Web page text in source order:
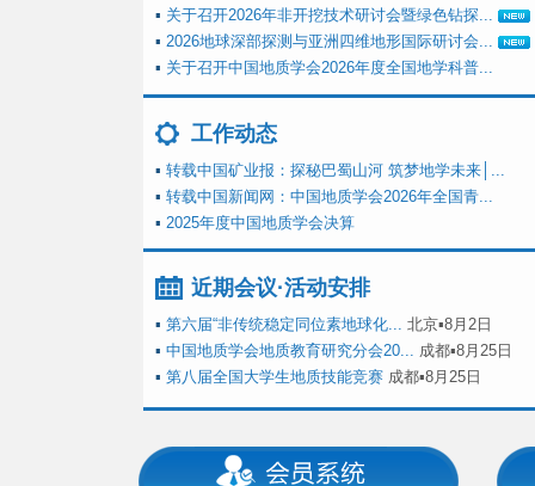
▪ 关于召开2026年非开挖技术研讨会暨绿色钻探...
▪ 2026地球深部探测与亚洲四维地形国际研讨会...
▪ 关于召开中国地质学会2026年度全国地学科普...
工作动态
▪ 转载中国矿业报：探秘巴蜀山河 筑梦地学未来│...
▪ 转载中国新闻网：中国地质学会2026年全国青...
▪ 2025年度中国地质学会决算
近期会议·活动安排
▪ 第六届“非传统稳定同位素地球化... 北京▪8月2日
▪ 中国地质学会地质教育研究分会20... 成都▪8月25日
▪ 第八届全国大学生地质技能竞赛 成都▪8月25日